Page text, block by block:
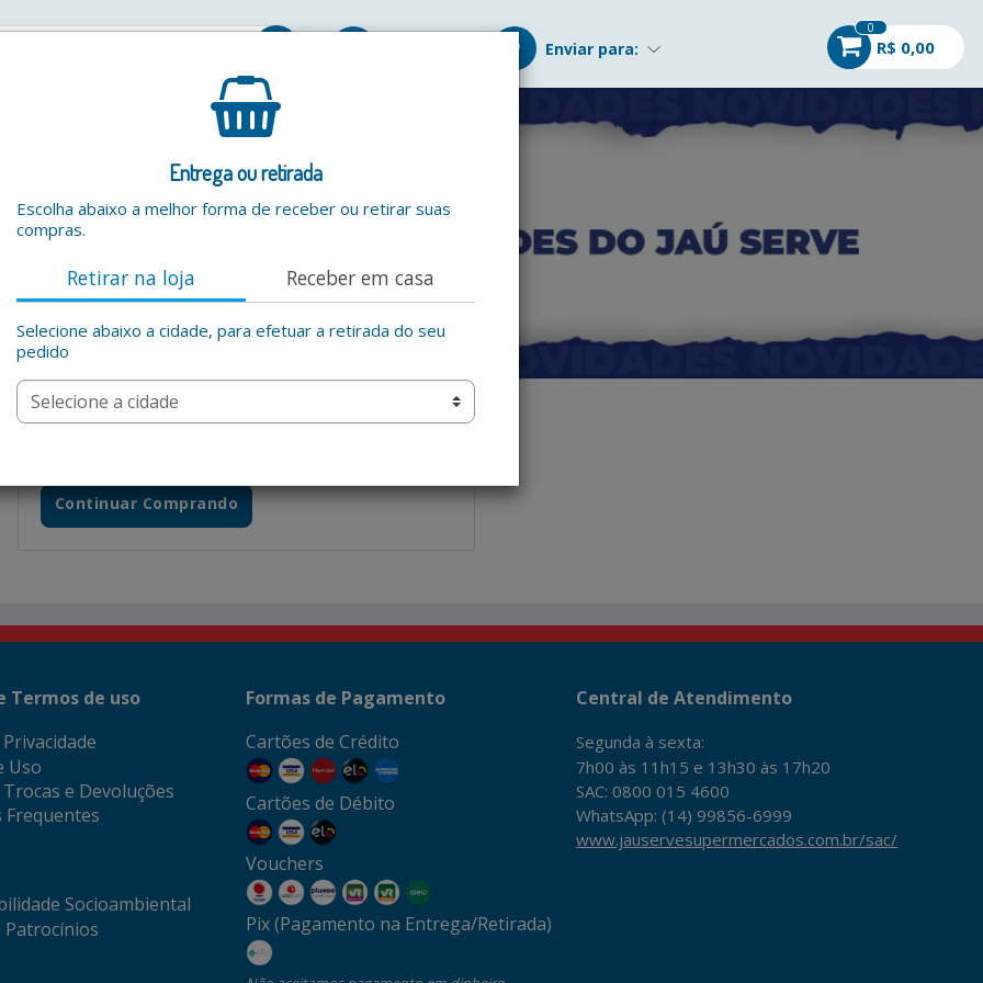
Enviar para:
0
R$ 0,00
Entrega ou retirada
Escolha abaixo a melhor forma de receber ou retirar suas
compras.
Retirar na loja Receber em casa
Selecione abaixo a cidade, para efetuar a retirada do seu
pedido
Continuar Comprando
Termos de uso
Uso
e Devoluções
Socioambiental
Patrocínios
Formas de Pagamento
Cartões de Crédito
Cartões de Débito
Vouchers
Pix (Pagamento na Entrega/Retirada)
Central de Atendimento
Segunda à sexta:
7h00 às 11h15 e 13h30 às 17h20
SAC: 0800 015 4600
WhatsApp: (14) 99856-6999
www.jauservesupermercados.com.br/sac/